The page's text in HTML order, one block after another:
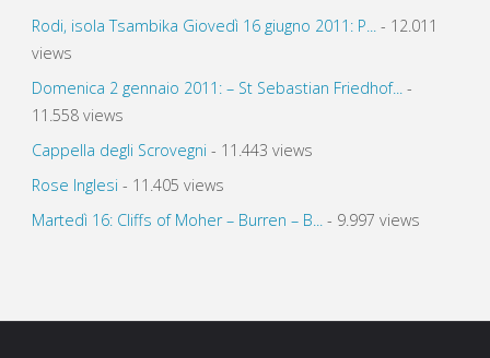
Rodi, isola Tsambika Giovedì 16 giugno 2011: P...
- 12.011
views
Domenica 2 gennaio 2011: – St Sebastian Friedhof...
-
11.558 views
Cappella degli Scrovegni - 11.443 views
Rose Inglesi - 11.405 views
Martedì 16: Cliffs of Moher – Burren – B...- 9.997 views